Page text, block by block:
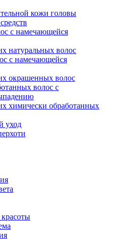
кожи головы
с намечающейся
натуральных волос
с намечающейся
окрашенных волос
волос с
химически обработанных
уход